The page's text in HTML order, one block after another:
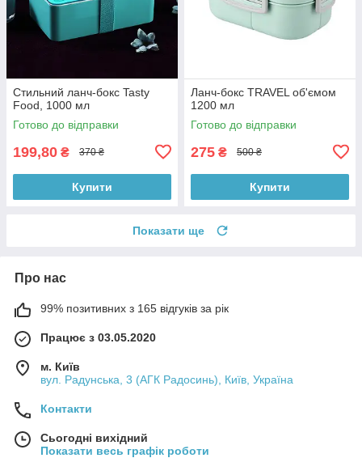
Стильний ланч-бокс Tasty
Food, 1000 мл
Готово до відправки
199,80 ₴ 370 ₴
Купити
Ланч-бокс TRAVEL об'ємом
1200 мл
Готово до відправки
275 ₴ 500 ₴
Купити
Показати ще
Про нас
99% позитивних з 165 відгуків за рік
Працює з 03.05.2020
м. Київ
вул. Радунська, 3 (АГК Радосинь), Київ, Україна
Контакти
Сьогодні вихідний
Показати весь графік роботи